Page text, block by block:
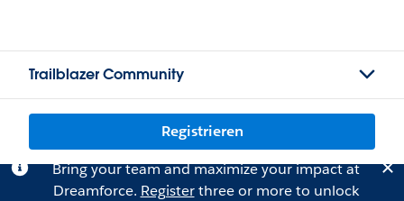
Trailblazer Community
Registrieren
Bring your team and maximize your impact at
Dreamforce. Registerthree or more to unlock